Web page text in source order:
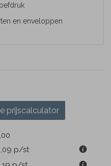
en enveloppen
prijscalculator
p/st